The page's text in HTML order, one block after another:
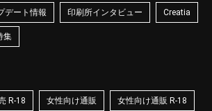
デート情報 印刷所インタビュー Creatia
集
R-18 女性向け通販 女性向け通販 R-18